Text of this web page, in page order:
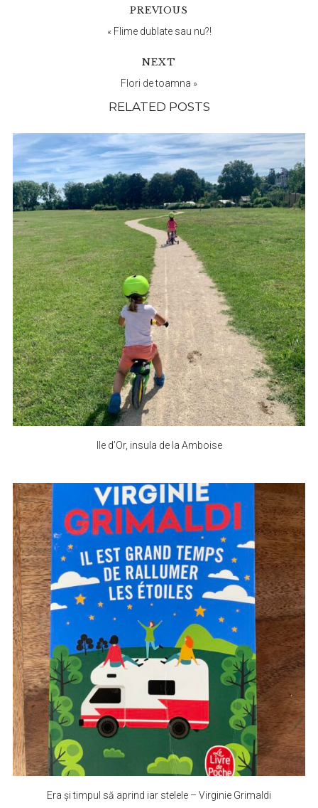
PREVIOUS
« Flime dublate sau nu?!
NEXT
Flori de toamna »
Interactions
RELATED POSTS
Ile d’Or, insula de la Amboise
Era și timpul să aprind iar stelele – Virginie Grimaldi